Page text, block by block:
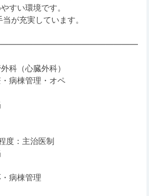
すい環境です。
が充実しています。
科（心臓外科）
病棟管理・オペ
度：主治医制
病棟管理